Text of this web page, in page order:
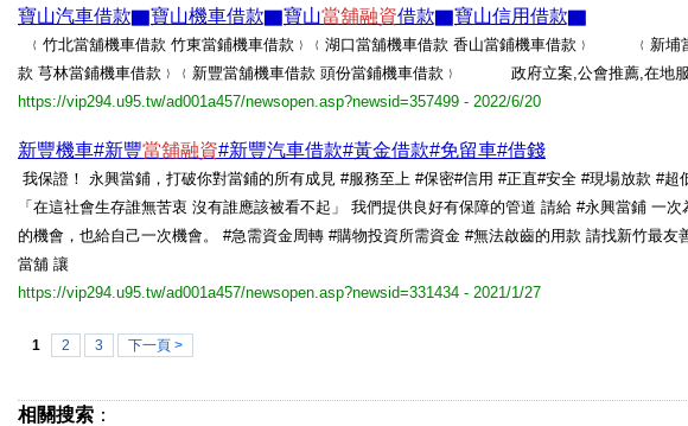
寶山汽車借款▇寶山機車借款▇寶山當舖融資借款▇寶山信用借款▇
﹛竹北當舖機車借款 竹東當鋪機車借款﹜﹛湖口當舖機車借款 香山當鋪機車借款﹜ ﹛新埔
款 芎林當鋪機車借款﹜﹛新豐當舖機車借款 頭份當鋪機車借款﹜ 政府立案,公會推薦,在地
https://vip294.u95.tw/ad001a457/newsopen.asp?newsid=357499 - 2022/6/20
新豐機車#新豐當舖融資#新豐汽車借款#黃金借款#免留車#借錢
我保證！ 永興當鋪，打破你對當鋪的所有成見 #服務至上 #保密#信用 #正直#安全 #現場放款 #超
「在這社會生存誰無苦衷 沒有誰應該被看不起」 我們提供良好有保障的管道 請給 #永興當鋪 一次
的機會，也給自己一次機會。 #急需資金周轉 #購物投資所需資金 #無法啟齒的用款 請找新竹最友
當舖 讓
https://vip294.u95.tw/ad001a457/newsopen.asp?newsid=331434 - 2021/1/27
1 2 3 下一頁 >
相關搜索 ：